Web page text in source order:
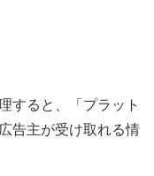
すると、「プラット
告主が受け取れる情